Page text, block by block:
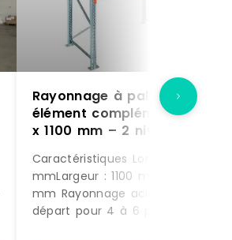
Rayonnage à palettes –
élément complémentaire –
x 1100 mm – 2 niveaux –
Caractéristiques Longueur : 2225
mmLargeur : 1100 mmHauteur :
mm Rayonnage acier élément de
départ pour 4 à 6 palettes sur 2